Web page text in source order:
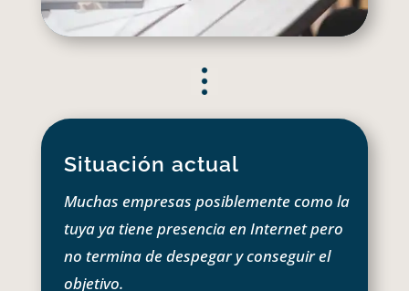
Situación actual
Muchas empresas posiblemente como la
tuya ya tiene presencia en Internet pero
no termina de despegar y conseguir el
objetivo.